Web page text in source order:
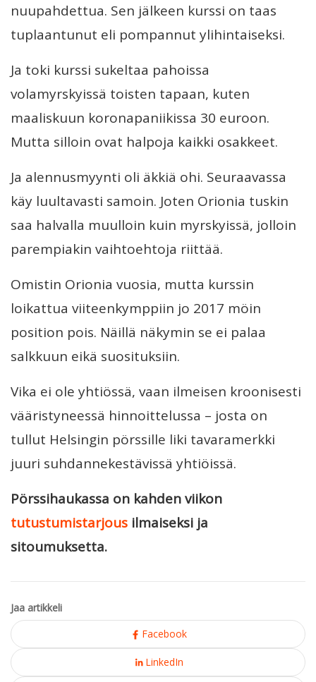
nuupahdettua. Sen jälkeen kurssi on taas
tuplaantunut eli pompannut ylihintaiseksi.
Ja toki kurssi sukeltaa pahoissa
volamyrskyissä toisten tapaan, kuten
maaliskuun koronapaniikissa 30 euroon.
Mutta silloin ovat halpoja kaikki osakkeet.
Ja alennusmyynti oli äkkiä ohi. Seuraavassa
käy luultavasti samoin. Joten Orionia tuskin
saa halvalla muulloin kuin myrskyissä, jolloin
parempiakin vaihtoehtoja riittää.
Omistin Orionia vuosia, mutta kurssin
loikattua viiteenkymppiin jo 2017 möin
position pois. Näillä näkymin se ei palaa
salkkuun eikä suosituksiin.
Vika ei ole yhtiössä, vaan ilmeisen kroonisesti
vääristyneessä hinnoittelussa – josta on
tullut Helsingin pörssille liki tavaramerkki
juuri suhdannekestävissä yhtiöissä.
Pörssihaukassa on kahden viikon
tutustumistarjous ilmaiseksi ja
sitoumuksetta.
Jaa artikkeli
Facebook
LinkedIn